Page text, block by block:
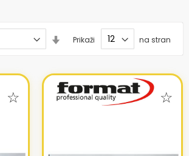
Prikaži na stran
Nastavi